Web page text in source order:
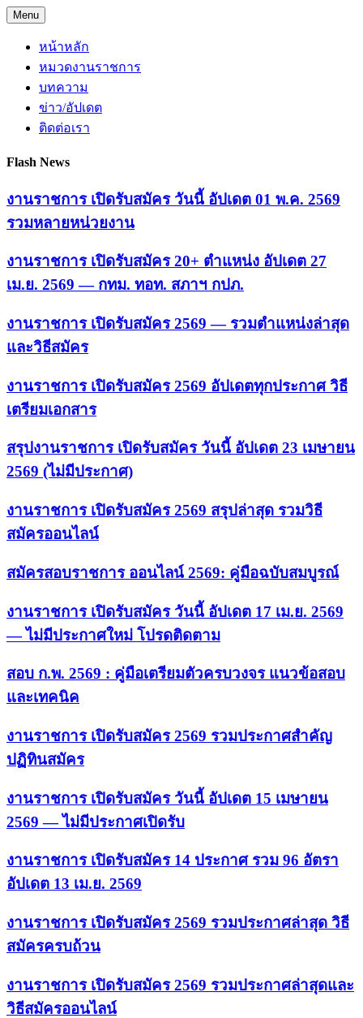
Skip
to
content
Menu
หน้าหลัก
หมวดงานราชการ
บทความ
ข่าว/อัปเดต
ติดต่อเรา
Flash News
งานราชการ เปิดรับสมัคร วันนี้ อัปเดต 01 พ.ค. 2569
รวมหลายหน่วยงาน
งานราชการ เปิดรับสมัคร 20+ ตำแหน่ง อัปเดต 27
เม.ย. 2569 — กทม. ทอท. สภาฯ กปภ.
งานราชการ เปิดรับสมัคร 2569 — รวมตำแหน่งล่าสุด
และวิธีสมัคร
งานราชการ เปิดรับสมัคร 2569 อัปเดตทุกประกาศ วิธี
เตรียมเอกสาร
สรุปงานราชการ เปิดรับสมัคร วันนี้ อัปเดต 23 เมษายน
2569 (ไม่มีประกาศ)
งานราชการ เปิดรับสมัคร 2569 สรุปล่าสุด รวมวิธี
สมัครออนไลน์
สมัครสอบราชการ ออนไลน์ 2569: คู่มือฉบับสมบูรณ์
งานราชการ เปิดรับสมัคร วันนี้ อัปเดต 17 เม.ย. 2569
— ไม่มีประกาศใหม่ โปรดติดตาม
สอบ ก.พ. 2569 : คู่มือเตรียมตัวครบวงจร แนวข้อสอบ
และเทคนิค
งานราชการ เปิดรับสมัคร 2569 รวมประกาศสำคัญ
ปฏิทินสมัคร
งานราชการ เปิดรับสมัคร วันนี้ อัปเดต 15 เมษายน
2569 — ไม่มีประกาศเปิดรับ
งานราชการ เปิดรับสมัคร 14 ประกาศ รวม 96 อัตรา
อัปเดต 13 เม.ย. 2569
งานราชการ เปิดรับสมัคร 2569 รวมประกาศล่าสุด วิธี
สมัครครบถ้วน
งานราชการ เปิดรับสมัคร 2569 รวมประกาศล่าสุดและ
วิธีสมัครออนไลน์